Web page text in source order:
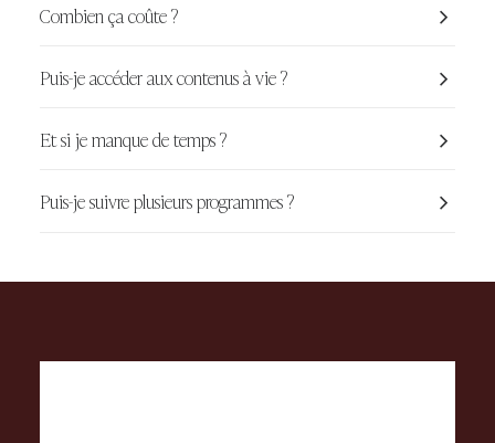
Combien ça coûte ?
Puis-je accéder aux contenus à vie ?
Et si je manque de temps ?
Puis-je suivre plusieurs programmes ?